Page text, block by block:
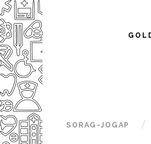
SORAG-JOGAP